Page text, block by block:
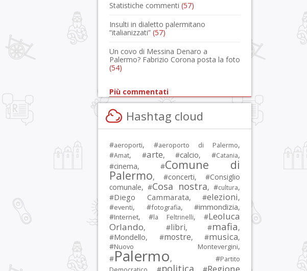
Statistiche commenti (57)
Insulti in dialetto palermitano
“italianizzati” (57)
Un covo di Messina Denaro a
Palermo? Fabrizio Corona posta la foto
(54)
Più commentati
Hashtag cloud
#aeroporti, #aeroporto di Palermo,
#Amat, #arte, #calcio, #Catania,
#cinema, #Comune di
Palermo, #concerti, #Consiglio
comunale, #Cosa nostra, #cultura,
#Diego Cammarata, #elezioni,
#eventi, #fotografia, #immondizia,
#Internet, #la Feltrinelli, #Leoluca
Orlando, #libri, #mafia,
#Mondello, #mostre, #musica,
#Nuovo Montevergini,
#Palermo, #Partito
politica